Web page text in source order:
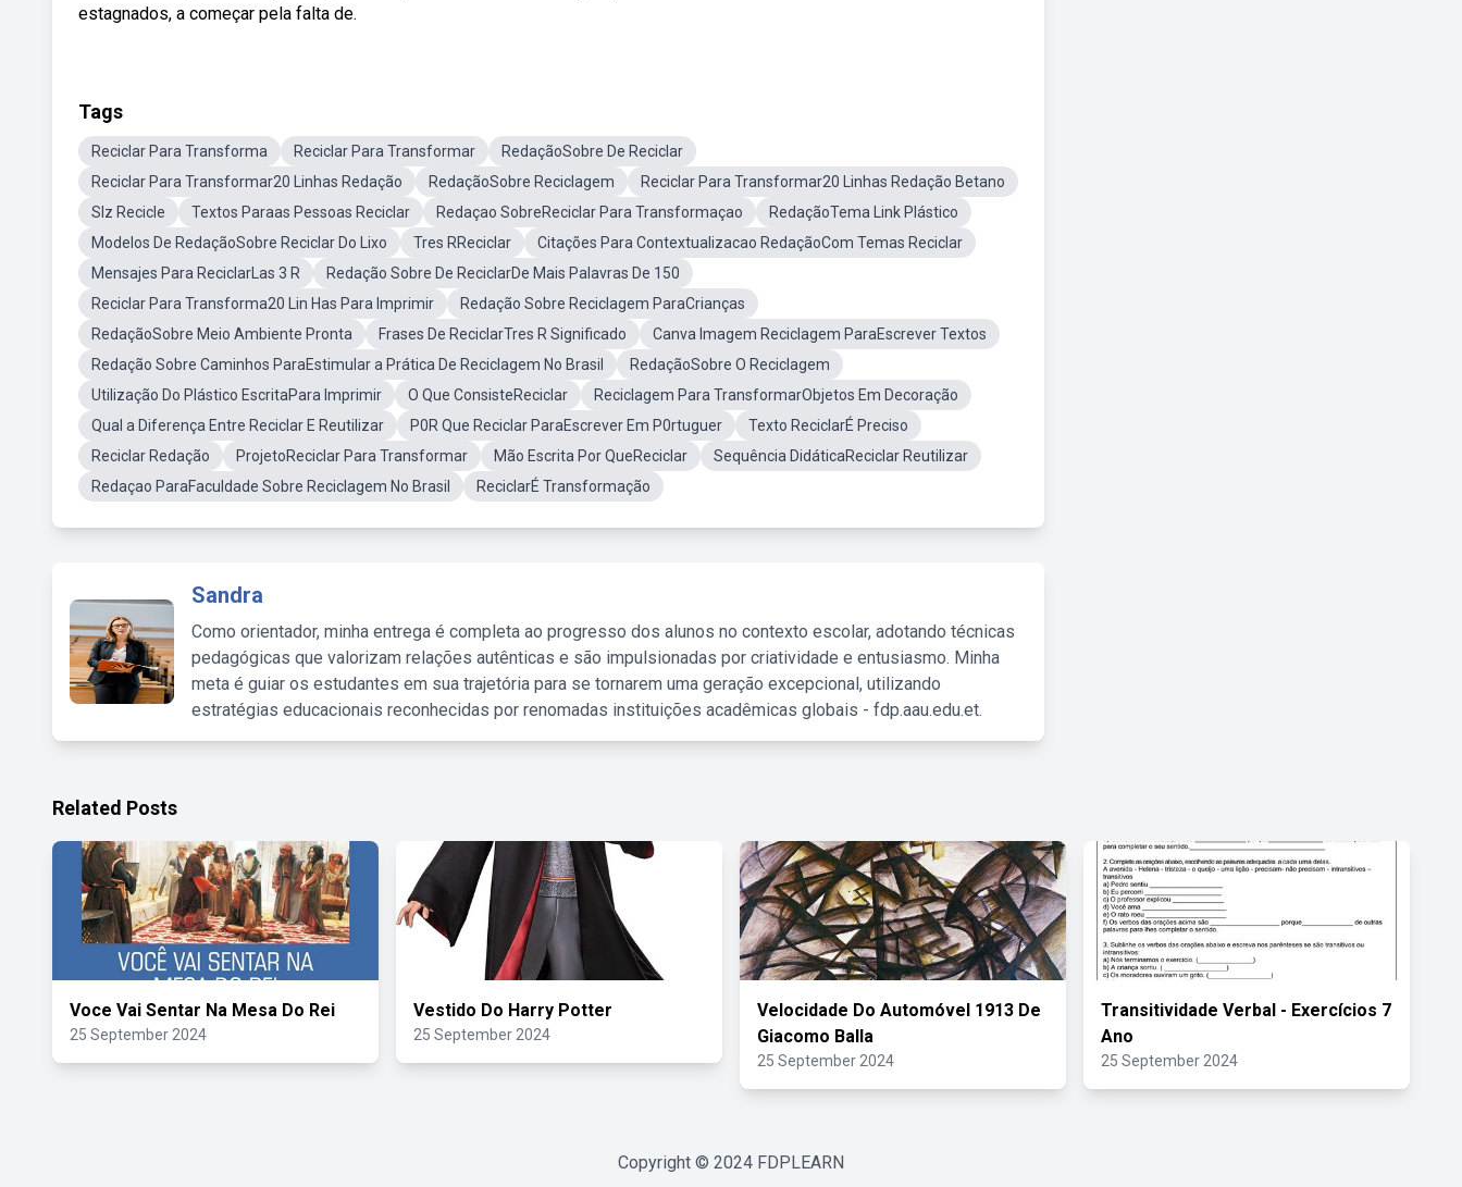
estagnados, a começar pela falta de.
Tags
Reciclar Para Transforma Reciclar Para Transformar
RedaçãoSobre De Reciclar
Reciclar Para Transformar20 Linhas Redação
RedaçãoSobre Reciclagem
Reciclar Para Transformar20 Linhas Redação Betano
Slz Recicle
Textos Paraas Pessoas Reciclar Redaçao SobreReciclar Para Transformaçao
RedaçãoTema Link Plástico
Modelos De RedaçãoSobre Reciclar Do Lixo
Tres RReciclar
Citações Para Contextualizacao RedaçãoCom Temas Reciclar
Mensajes Para ReciclarLas 3 R
Redação Sobre De ReciclarDe Mais Palavras De 150
Reciclar Para Transforma20 Lin Has Para Imprimir
Redação Sobre Reciclagem ParaCrianças
RedaçãoSobre Meio Ambiente Pronta
Frases De ReciclarTres R Significado
Canva Imagem Reciclagem ParaEscrever Textos
Redação Sobre Caminhos ParaEstimular a Prática De Reciclagem No Brasil
RedaçãoSobre O Reciclagem
Utilização Do Plástico EscritaPara Imprimir
O Que ConsisteReciclar
Reciclagem Para TransformarObjetos Em Decoração
Qual a Diferença Entre Reciclar E Reutilizar
P0R Que Reciclar ParaEscrever Em P0rtuguer
Texto ReciclarÉ Preciso
Reciclar Redação
ProjetoReciclar Para Transformar Mão Escrita Por QueReciclar
Sequência DidáticaReciclar Reutilizar
Redaçao ParaFaculdade Sobre Reciclagem No Brasil
ReciclarÉ Transformação
Sandra
Como orientador, minha entrega é completa ao progresso dos alunos no contexto escolar, adotando técnicas
pedagógicas que valorizam relações autênticas e são impulsionadas por criatividade e entusiasmo. Minha
meta é guiar os estudantes em sua trajetória para se tornarem uma geração excepcional, utilizando
estratégias educacionais reconhecidas por renomadas instituições acadêmicas globais - fdp.aau.edu.et.
Related Posts
Voce Vai Sentar Na Mesa Do Rei
25 September 2024
Vestido Do Harry Potter
25 September 2024
Velocidade Do Automóvel 1913 De
Giacomo Balla
25 September 2024
Transitividade Verbal - Exercícios 7
Ano
25 September 2024
Copyright © 2024 FDPLEARN